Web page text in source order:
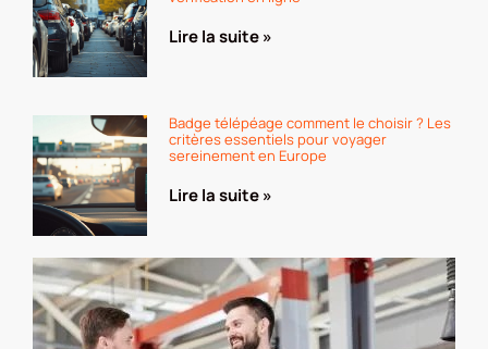
Lire la suite »
Badge télépéage comment le choisir ? Les
critères essentiels pour voyager
sereinement en Europe
Lire la suite »